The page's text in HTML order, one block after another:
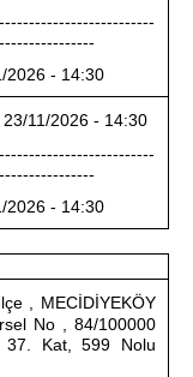
2026 - 14:30
23/11/2026 - 14:30
2026 - 14:30
, MECİDİYEKÖY
No , 84/100000
37. Kat, 599 Nolu